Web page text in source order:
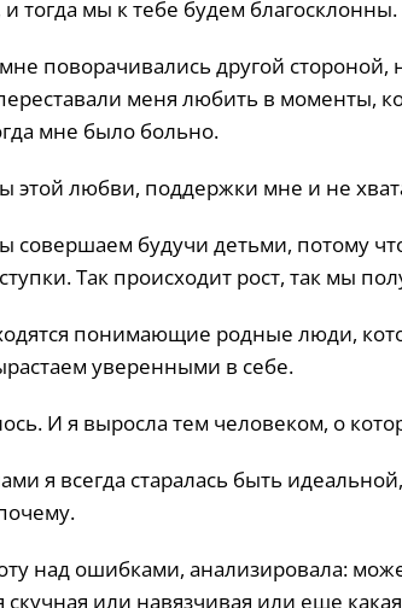
тогда мы к тебе будем благосклонны.
поворачивались другой
меня любить в моменты,
мне было больно.
этой любви, поддержки мне и не
совершаем будучи детьми, потому
Так происходит рост, так мы
понимающие родные люди,
уверенными в себе.
И я выросла тем человеком, о
я всегда старалась быть
над ошибками, анализировала:
или навязчивая или еще